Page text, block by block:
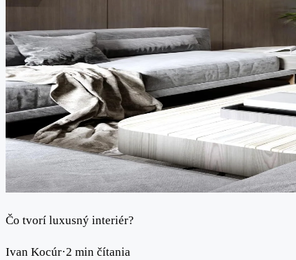
Čo tvorí luxusný interiér?
Ivan Kocúr·2 min čítania